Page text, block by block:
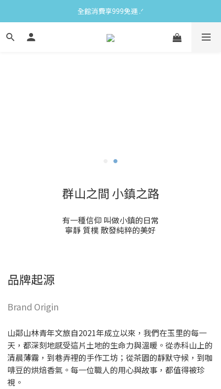
全館消費享999免運 ‪‪.ᐟ
群山之間 小鎮之路
有一種信仰 叫做小鎮的日常
寧靜 質樸 散發純粹的美好
品牌起源
Brand Origin
山鄰山林青年文旅自2021年成立以來，我們在玉里的每一
天，都深刻地感受這片土地的生命力與溫暖。從赤科山上的
清晨薄霧，到巷弄裡的手作工坊；從茶園的靜默守候，到咖
啡豆的烘焙香氣。每一位職人的用心與故事，都值得被珍
視。